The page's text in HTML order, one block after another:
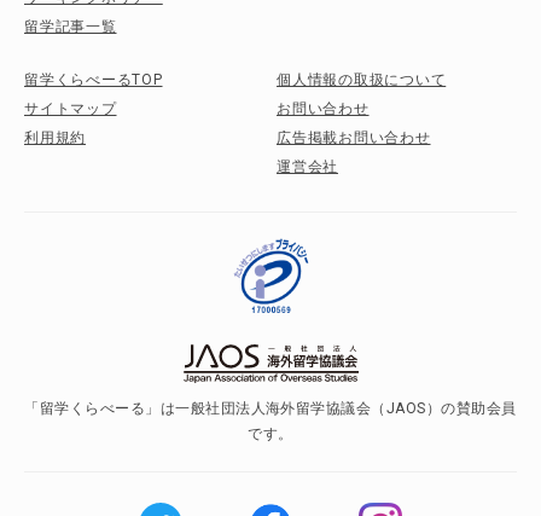
留学記事一覧
留学くらべーるTOP
サイトマップ
利用規約
個人情報の取扱について
お問い合わせ
広告掲載お問い合わせ
運営会社
「留学くらべーる」は一般社団法人海外留学協議会（JAOS）の賛助会員
です。